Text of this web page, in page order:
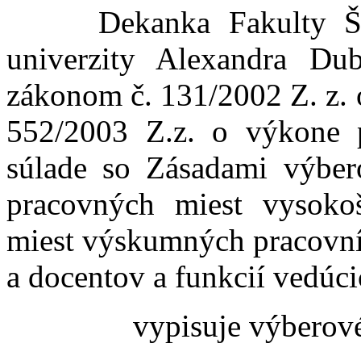
Dekanka Fakulty
univerzity Alexandra
zákonom č. 131/2002 Z.
552/2003 Z.z. o výkone
súlade so Zásadami
pracovných miest
miest výskumných
a docentov a funkcií
vypisuje